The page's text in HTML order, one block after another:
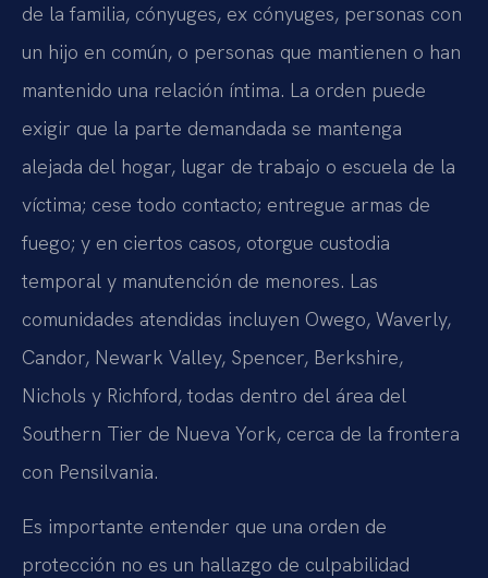
de la familia, cónyuges, ex cónyuges, personas con
un hijo en común, o personas que mantienen o han
mantenido una relación íntima. La orden puede
exigir que la parte demandada se mantenga
alejada del hogar, lugar de trabajo o escuela de la
víctima; cese todo contacto; entregue armas de
fuego; y en ciertos casos, otorgue custodia
temporal y manutención de menores. Las
comunidades atendidas incluyen Owego, Waverly,
Candor, Newark Valley, Spencer, Berkshire,
Nichols y Richford, todas dentro del área del
Southern Tier de Nueva York, cerca de la frontera
con Pensilvania.
Es importante entender que una orden de
protección no es un hallazgo de culpabilidad